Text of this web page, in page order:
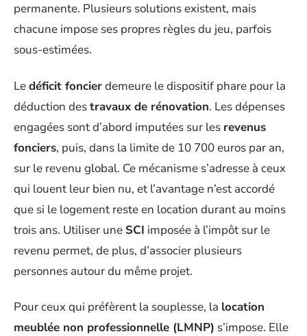
permanente. Plusieurs solutions existent, mais
chacune impose ses propres règles du jeu, parfois
sous-estimées.
Ledéficit foncierdemeure le dispositif phare pour la
déduction destravaux de rénovation. Les dépenses
engagées sont d’abord imputées sur les revenus
fonciers, puis, dans la limite de 10 700 euros par an,
sur le revenu global. Ce mécanisme s’adresse à ceux
qui louent leur bien nu, et l’avantage n’est accordé
que si le logement reste en location durant au moins
trois ans. Utiliser une SCI imposée à l’impôt sur le
revenu permet, de plus, d’associer plusieurs
personnes autour du même projet.
Pour ceux qui préfèrent la souplesse, la location
meublée non professionnelle (LMNP) s’impose. Elle